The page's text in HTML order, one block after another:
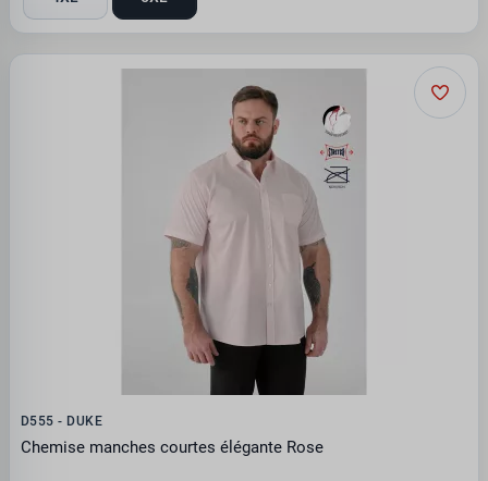
D555 - DUKE
Chemise manches courtes élégante Rose